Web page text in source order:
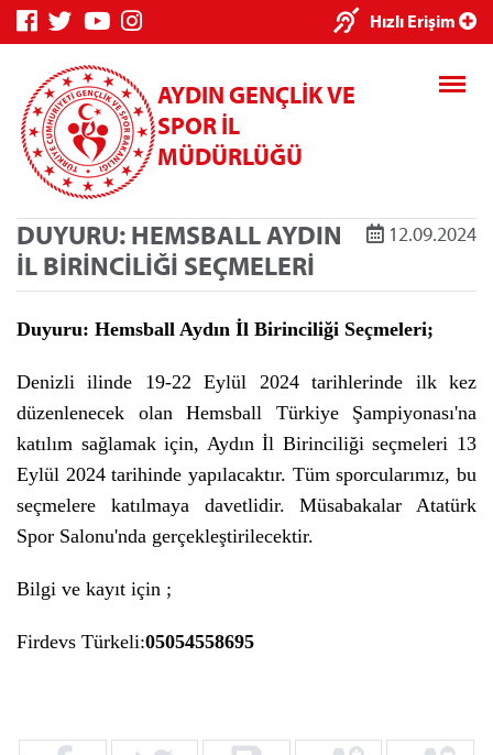
Hızlı Erişim
AYDIN GENÇLİK VE
SPOR İL
MÜDÜRLÜĞÜ
DUYURU: HEMSBALL AYDIN
İL BİRİNCİLİĞİ SEÇMELERİ
12.09.2024
Duyuru: Hemsball Aydın İl Birinciliği Seçmeleri;
Denizli ilinde 19-22 Eylül 2024 tarihlerinde ilk kez
düzenlenecek olan Hemsball Türkiye Şampiyonası'na
katılım sağlamak için, Aydın İl Birinciliği seçmeleri 13
Eylül 2024 tarihinde yapılacaktır. Tüm sporcularımız, bu
seçmelere katılmaya davetlidir.Müsabakalar Atatürk
Spor Salonu'nda gerçekleştirilecektir.
Bilgi ve kayıt için ;
Firdevs Türkeli:05054558695
×
Genç Bilgi
Sistemi
Spor Bilgi
Sistemi
Kredi/Yurt
Kredi/Yurt E-
Ödeme